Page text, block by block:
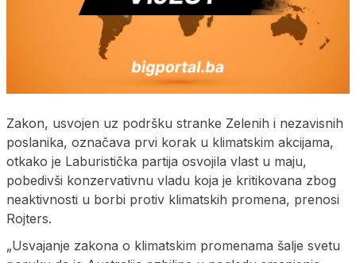
Zakon, usvojen uz podršku stranke Zelenih i nezavisnih
poslanika, označava prvi korak u klimatskim akcijama,
otkako je Laburistička partija osvojila vlast u maju,
pobedivši konzervativnu vladu koja je kritikovana zbog
neaktivnosti u borbi protiv klimatskih promena, prenosi
Rojters.
„Usvajanje zakona o klimatskim promenama šalje svetu